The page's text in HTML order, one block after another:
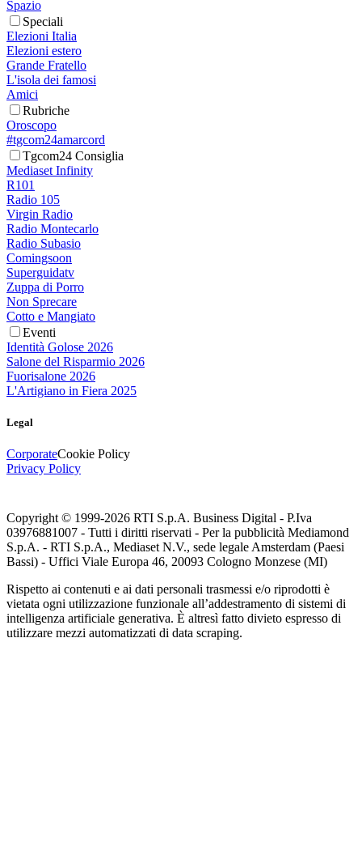
Spazio
Speciali
Elezioni Italia
Elezioni estero
Grande Fratello
L'isola dei famosi
Amici
Rubriche
Oroscopo
#tgcom24amarcord
Tgcom24 Consiglia
Mediaset Infinity
R101
Radio 105
Virgin Radio
Radio Montecarlo
Radio Subasio
Comingsoon
Superguidatv
Zuppa di Porro
Non Sprecare
Cotto e Mangiato
Eventi
Identità Golose 2026
Salone del Risparmio 2026
Fuorisalone 2026
L'Artigiano in Fiera 2025
Legal
CorporateCookie Policy
Privacy Policy
Copyright © 1999-2026 RTI S.p.A. Business Digital - P.Iva
03976881007 - Tutti i diritti riservati - Per la pubblicità Mediamond
S.p.A. - RTI S.p.A., Mediaset N.V., sede legale Amsterdam (Paesi
Bassi) - Uffici Viale Europa 46, 20093 Cologno Monzese (MI)
Rispetto ai contenuti e ai dati personali trasmessi e/o riprodotti è
vietata ogni utilizzazione funzionale all’addestramento di sistemi di
intelligenza artificiale generativa. È altresì fatto divieto espresso di
utilizzare mezzi automatizzati di data scraping.